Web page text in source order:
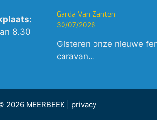
8.30
Garda Van Zanten
30/07/2026
Gisteren onze nieuwe
caravan…
2026 MEERBEEK | privacy